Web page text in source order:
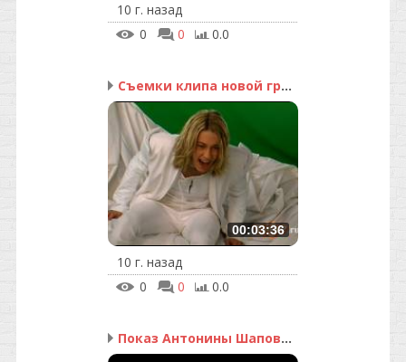
10 г. назад
0
0 0.0
Съемки клипа новой груп...
00:03:36
10 г. назад
0
0 0.0
Показ Антонины Шаповало...